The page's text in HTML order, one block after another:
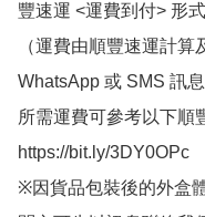
豐速運 <運費到付> 形
（運費由順豐速運計
WhatsApp 或 SMS 訊
所需運費可參考以下順
https://bit.ly/3DY0OPc
※因貨品包裝後的外盒